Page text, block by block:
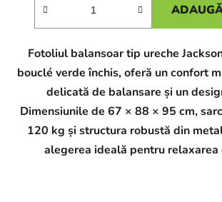
Fotoliul balansoar tip ureche
bouclé verde închis, oferă un confort
delicată de balansare și un
Dimensiunile de 67 × 88 × 95 cm,
120 kg și structura robustă din
alegerea ideală pentru relaxarea